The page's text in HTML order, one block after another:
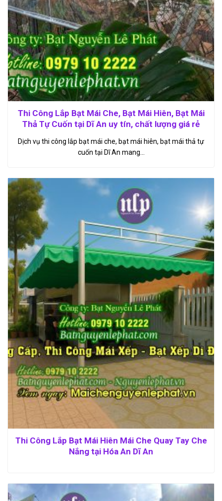
Thi Công Lắp Bạt Mái Che, Bạt Mái Hiên, Bạt Mái
Thả Tự Cuốn tại Dĩ An uy tín, chất lượng giá rẻ
Dịch vụ thi công lắp bạt mái che, bạt mái hiên, bạt mái thả tự
cuốn tại Dĩ An mang…
Thi Công Lắp Bạt Mái Hiên Mái Che Quay Tay Che
Nắng tại Hóa An Dĩ An